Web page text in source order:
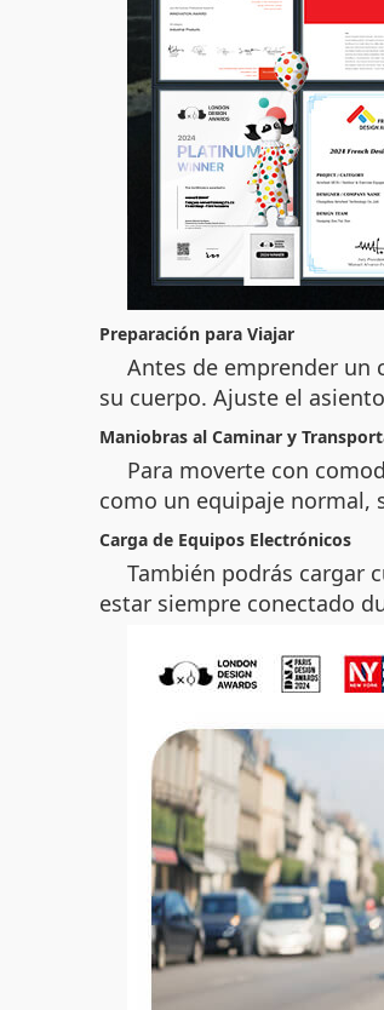
Preparación para Viajar
Antes de emprender un
su cuerpo. Ajuste el
Maniobras al Caminar y
Para moverte con
como un equipaje normal,
Carga de Equipos Electrónicos
También podrás cargar
estar siempre conectado